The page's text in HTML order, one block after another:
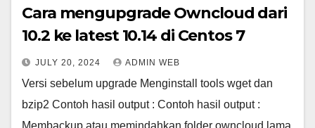
Cara mengupgrade Owncloud dari
10.2 ke latest 10.14 di Centos 7
JULY 20, 2024 ADMIN WEB
Versi sebelum upgrade Menginstall tools wget dan
bzip2 Contoh hasil output : Contoh hasil output :
Membackup atau memindahkan folder owncloud lama